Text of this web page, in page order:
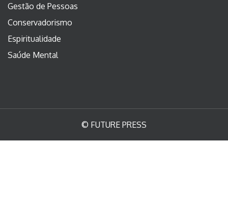
Gestão de Pessoas
Conservadorismo
Espiritualidade
Saúde Mental
© FUTURE PRESS